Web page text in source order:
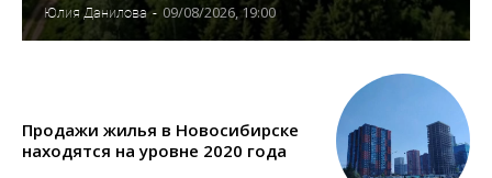
Юлия Данилова - 09/08/2026, 19:00
Продажи жилья в Новосибирске
находятся на уровне 2020 года